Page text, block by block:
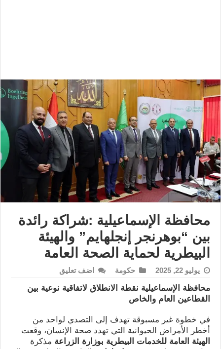
محافظة الإسماعيلية :شراكة رائدة
بين “بوهرنجر إنجلهايم” والهيئة
البيطرية لحماية الصحة العامة
يوليو 22, 2025 حكومة اضف تعليق
محافظة الإسماعيلية نقطة الانطلاق لاتفاقية نوعية بين
القطاعين العام والخاص
في خطوة غير مسبوقة تهدف إلى التصدي لواحد من
أخطر الأمراض الحيوانية التي تهدد صحة الإنسان، وقعت
الهيئة العامة للخدمات البيطرية بوزارة الزراعةمذكرة